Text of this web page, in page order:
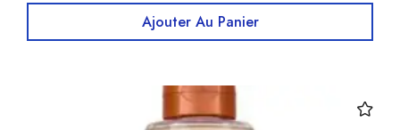
Ajouter Au Panier